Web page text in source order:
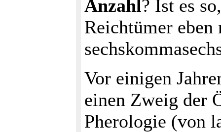
Anzahl? Ist es
Reichtümer eben
Vor einigen
einen Zweig der
Pherologie (von